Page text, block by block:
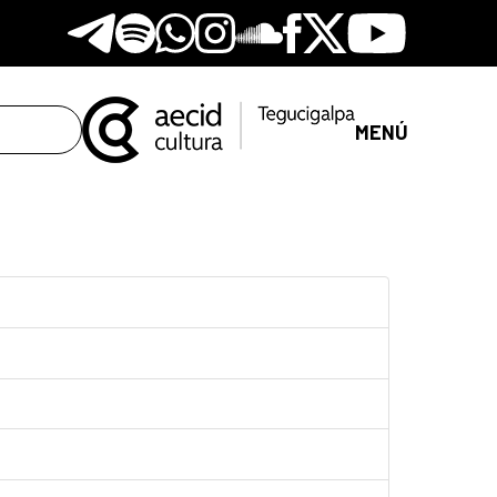
Telegram
SpotifyWhatsapp
Instagram
Soundclore
Facebook
X Youtube
MENÚ